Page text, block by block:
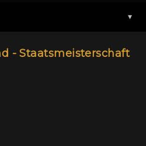
▾
- Staatsmeisterschaft